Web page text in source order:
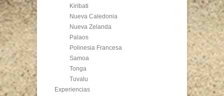
Kiribati
Nueva Caledonia
Nueva Zelanda
Palaos
Polinesia Francesa
Samoa
Tonga
Tuvalu
Experiencias